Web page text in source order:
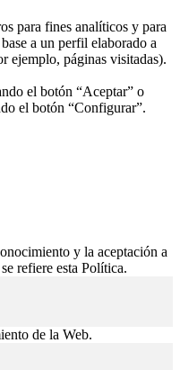
para fines analíticos y para
a un perfil elaborado a
ejemplo, páginas visitadas).
el botón “Aceptar” o
el botón “Configurar”.
y la aceptación a
refiere esta Política.
de la Web.